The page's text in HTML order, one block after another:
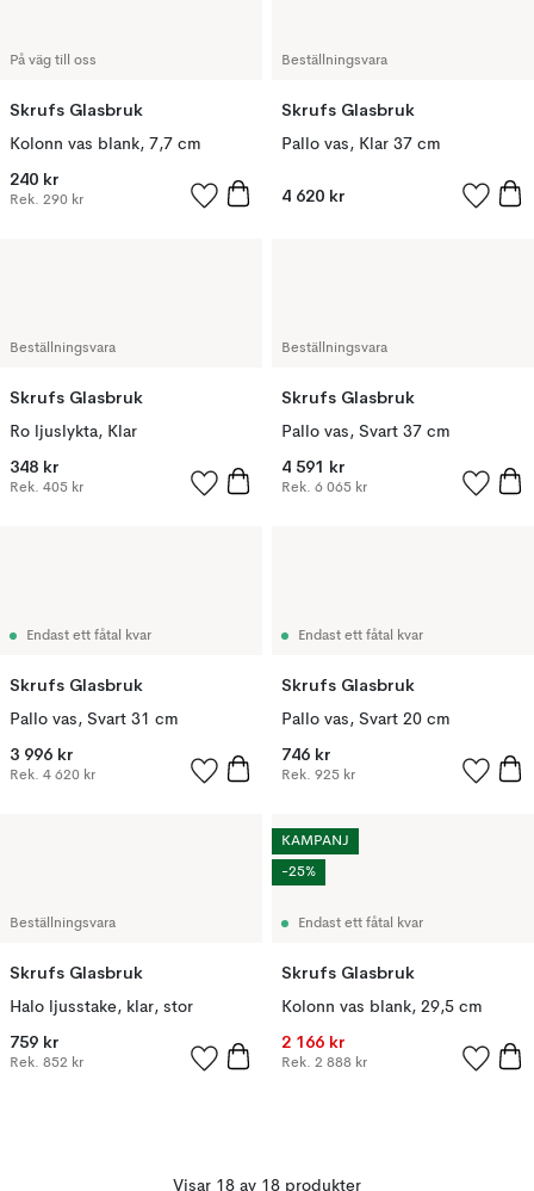
På väg till oss
Skrufs Glasbruk
Kolonn vas blank, 7,7 cm
240 kr
Rek. 290 kr
Beställningsvara
Skrufs Glasbruk
Pallo vas, Klar 37 cm
4 620 kr
Beställningsvara
Skrufs Glasbruk
Ro ljuslykta, Klar
348 kr
Rek. 405 kr
Beställningsvara
Skrufs Glasbruk
Pallo vas, Svart 37 cm
4 591 kr
Rek. 6 065 kr
Endast ett fåtal kvar
Skrufs Glasbruk
Pallo vas, Svart 31 cm
3 996 kr
Rek. 4 620 kr
Endast ett fåtal kvar
Skrufs Glasbruk
Pallo vas, Svart 20 cm
746 kr
Rek. 925 kr
Beställningsvara
Skrufs Glasbruk
Halo ljusstake, klar, stor
759 kr
Rek. 852 kr
Endast ett fåtal kvar
Skrufs Glasbruk
Kolonn vas blank, 29,5 cm
2 166 kr
Rek. 2 888 kr
KAMPANJ
-25%
Visar 18 av 18 produkter